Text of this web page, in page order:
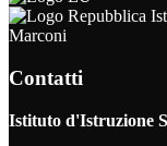
Marconi
Contatti
Istituto d'Istruzione